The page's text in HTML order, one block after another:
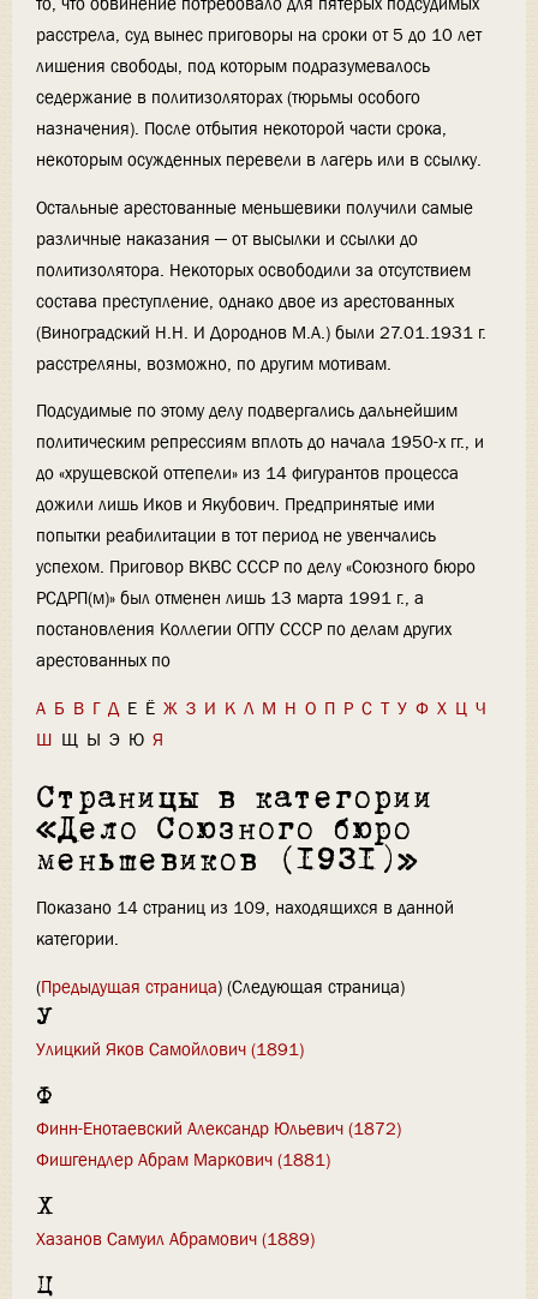
расстрела, суд вынес приговоры на сроки от 5 до 10 лет
лишения свободы, под которым подразумевалось
седержание в политизоляторах (тюрьмы особого
назначения). После отбытия некоторой части срока,
некоторым осужденных перевели в лагерь или в ссылку.
Остальные арестованные меньшевики получили самые
различные наказания — от высылки и ссылки до
политизолятора. Некоторых освободили за отсутствием
состава преступление, однако двое из арестованных
(Виноградский Н.Н. И Дороднов М.А.) были 27.01.1931 г.
расстреляны, возможно, по другим мотивам.
Подсудимые по этому делу подвергались дальнейшим
политическим репрессиям вплоть до начала 1950-х гг., и
до «хрущевской оттепели» из 14 фигурантов процесса
дожили лишь Иков и Якубович. Предпринятые ими
попытки реабилитации в тот период не увенчались
успехом. Приговор ВКВС СССР по делу «Союзного бюро
РСДРП(м)» был отменен лишь 13 марта 1991 г., а
постановления Коллегии ОГПУ СССР по делам других
арестованных по
А Б В Г Д Е Ё Ж З И К Л М Н О П Р С Т У Ф Х Ц Ч
Ш Щ Ы Э Ю Я
Страницы в категории
«Дело Союзного бюро
меньшевиков (1931)»
Показано 14 страниц из 109, находящихся в данной
категории.
(Предыдущая страница) (Следующая страница)
У
Улицкий Яков Самойлович (1891)
Ф
Финн-Енотаевский Александр Юльевич (1872)
Фишгендлер Абрам Маркович (1881)
Х
Хазанов Самуил Абрамович (1889)
Ц